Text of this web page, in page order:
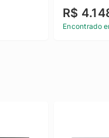
R$
Encontrado